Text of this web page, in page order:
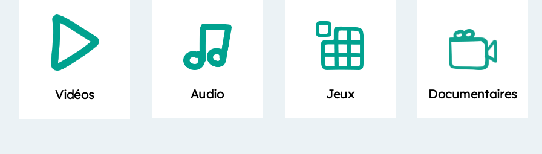
Vidéos Audio Jeux Documentaires